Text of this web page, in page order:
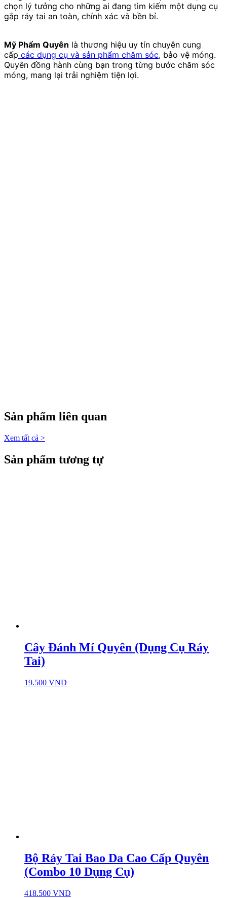
chọn lý tưởng cho những ai đang tìm kiếm một dụng cụ
gắp ráy tai an toàn, chính xác và bền bỉ.
Mỹ Phẩm Quyên là thương hiệu uy tín chuyên cung
cấp các dụng cụ và sản phẩm chăm sóc, bảo vệ móng.
Quyên đồng hành cùng bạn trong từng bước chăm sóc
móng, mang lại trải nghiệm tiện lợi.
Sản phẩm liên quan
Xem tất cả >
Sản phẩm tương tự
Cây Đánh Mí Quyên (Dụng Cụ Ráy
Tai)
19.500 VND
Bộ Ráy Tai Bao Da Cao Cấp Quyên
(Combo 10 Dụng Cụ)
418.500 VND